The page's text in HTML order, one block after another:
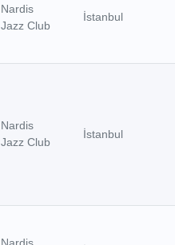
Nardis
Jazz Club
İstanbul
Nardis
Jazz Club
İstanbul
Nardis